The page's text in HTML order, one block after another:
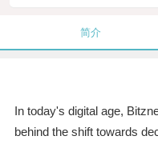
简介
In today's digital age,
behind the shift towards